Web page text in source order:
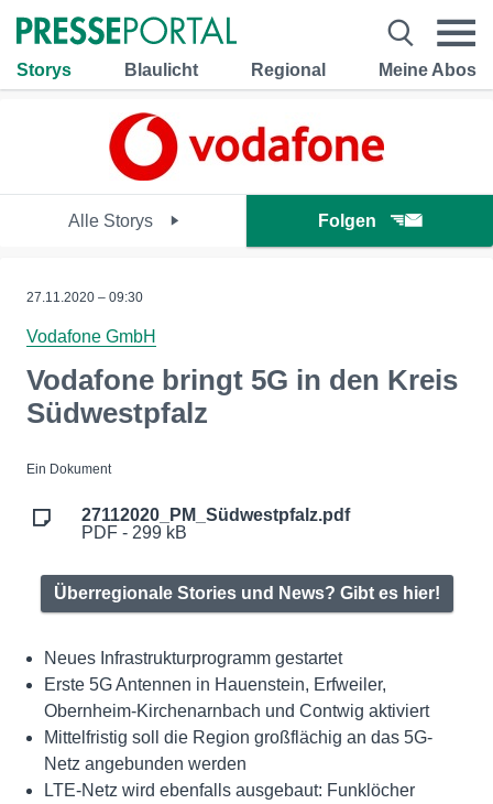
Storys Blaulicht Regional Meine Abos
Alle Storys Folgen
27.11.2020 – 09:30
Vodafone GmbH
Vodafone bringt 5G in den Kreis
Südwestpfalz
Ein Dokument
27112020_PM_Südwestpfalz.pdf
PDF - 299 kB
Überregionale Stories und News? Gibt es hier!
Neues Infrastrukturprogramm gestartet
Erste 5G Antennen in Hauenstein, Erfweiler,
Obernheim-Kirchenarnbach und Contwig aktiviert
Mittelfristig soll die Region großflächig an das 5G-
Netz angebunden werden
LTE-Netz wird ebenfalls ausgebaut: Funklöcher